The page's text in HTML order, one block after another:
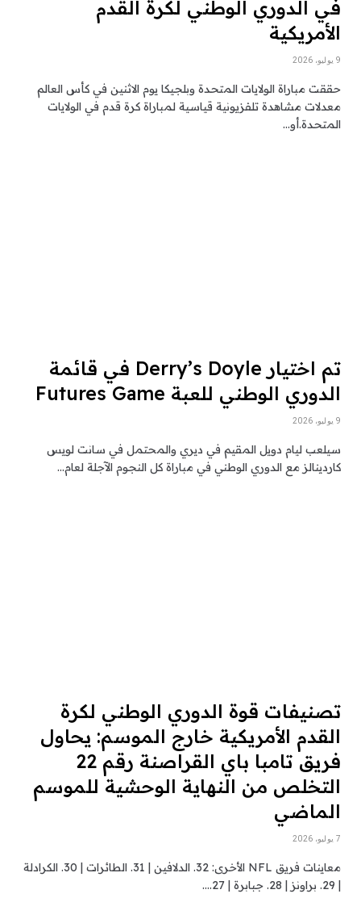
في الدوري الوطني لكرة القدم
الأمريكية
9 يوليو، 2026
حققت مباراة الولايات المتحدة وبلجيكا يوم الاثنين في كأس العالم
معدلات مشاهدة تلفزيونية قياسية لمباراة كرة قدم في الولايات
المتحدة.أو…
تم اختيار Derry’s Doyle في قائمة
الدوري الوطني للعبة Futures Game
9 يوليو، 2026
سيلعب ليام دويل المقيم في ديري والمحتمل في سانت لويس
كاردينالز مع الدوري الوطني في مباراة كل النجوم الآجلة لعام…
تصنيفات قوة الدوري الوطني لكرة
القدم الأمريكية خارج الموسم: يحاول
فريق تامبا باي القراصنة رقم 22
التخلص من النهاية الوحشية للموسم
الماضي
7 يوليو، 2026
معاينات فريق NFL الأخرى: 32. الدلافين | 31. الطائرات | 30. الكرادلة
| 29. براونز | 28. جبابرة | 27.…